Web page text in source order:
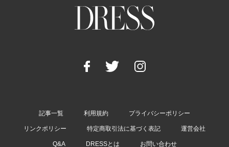
記事一覧 利用規約 プライバシーポリシー
リンクポリシー 特定商取引法に基づく表記 運営会社
Q&A DRESSとは お問い合わせ